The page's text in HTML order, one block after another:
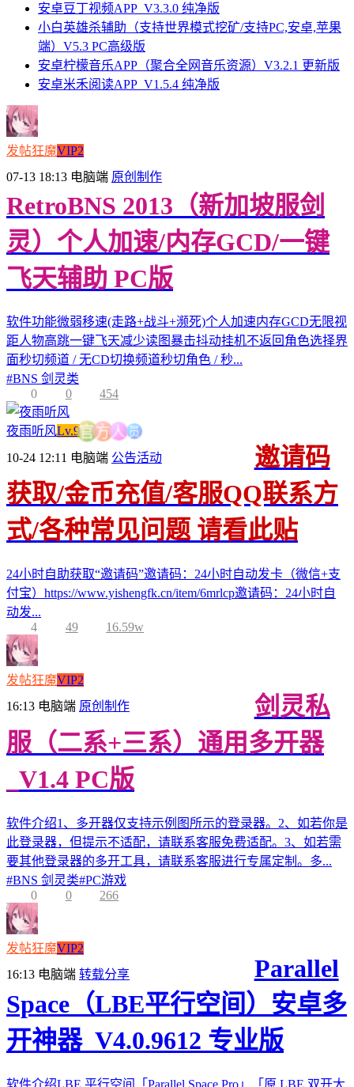
安卓豆丁视频APP_V3.3.0 纯净版
小白英雄杀辅助（支持世界模式挖矿/支持PC,安卓,苹果
端）V5.3 PC高级版
安卓柠檬音乐APP（聚合全网音乐资源）V3.2.1 更新版
安卓米禾阅读APP_V1.5.4 纯净版
发帖狂魔VIP2
07-13 18:13 电脑端 原创制作
RetroBNS 2013（新加坡服剑
灵）个人加速/内存GCD/一键
飞天辅助 PC版
软件功能微弱移速(走路+战斗+濒死)个人加速内存GCD无限视
距人物高跳一键飞天减少读图暴击抖动挂机不返回角色选择界
面秒切频道 / 无CD切换频道秒切角色 / 秒...
#BNS 剑灵类
0
0 454
夜雨听风Lv.9官 方 人员
10-24 12:11 电脑端 公告活动
邀请码
获取/金币充值/客服QQ联系方
式/各种常见问题 请看此贴
24小时自助获取“邀请码”邀请码：24小时自动发卡（微信+支
付宝）https://www.yishengfk.cn/item/6mrlcp邀请码：24小时自
动发...
4
49 16.59w
发帖狂魔VIP2
16:13 电脑端 原创制作
剑灵私
服（二系+三系）通用多开器
_V1.4 PC版
软件介绍1、多开器仅支持示例图所示的登录器。2、如若你是
此登录器，但提示不适配，请联系客服免费适配。3、如若需
要其他登录器的多开工具，请联系客服进行专属定制。多...
#BNS 剑灵类#PC游戏
0
0 266
发帖狂魔VIP2
16:13 电脑端 转载分享
Parallel
Space（LBE平行空间）安卓多
开神器_V4.0.9612 专业版
软件介绍LBE 平行空间「Parallel Space Pro」「原 LBE 双开大